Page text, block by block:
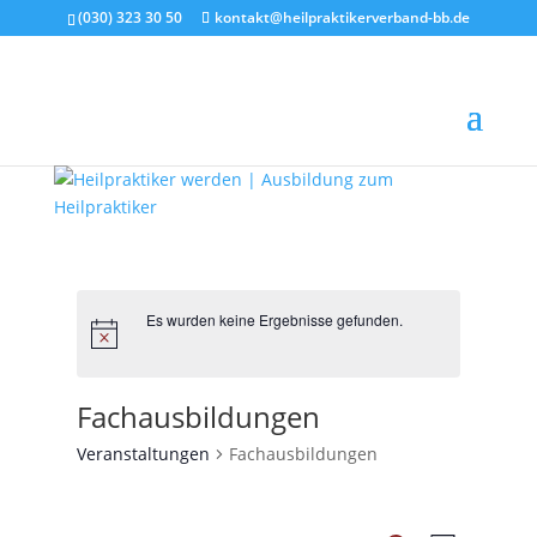
(030) 323 30 50 kontakt@heilpraktikerverband-bb.de
Es wurden keine Ergebnisse gefunden.
Fachausbildungen
Veranstaltungen Fachausbildungen